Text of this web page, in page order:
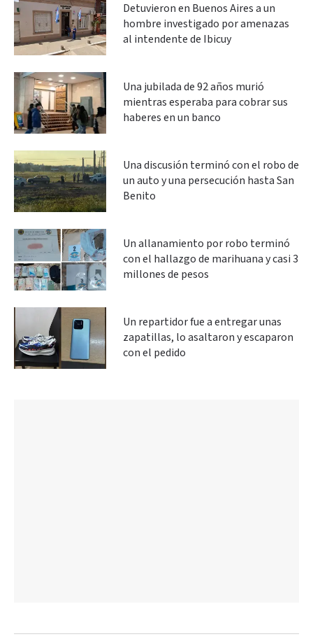
Detuvieron en Buenos Aires a un
hombre investigado por amenazas
al intendente de Ibicuy
Una jubilada de 92 años murió
mientras esperaba para cobrar sus
haberes en un banco
Una discusión terminó con el robo de
un auto y una persecución hasta San
Benito
Un allanamiento por robo terminó
con el hallazgo de marihuana y casi 3
millones de pesos
Un repartidor fue a entregar unas
zapatillas, lo asaltaron y escaparon
con el pedido